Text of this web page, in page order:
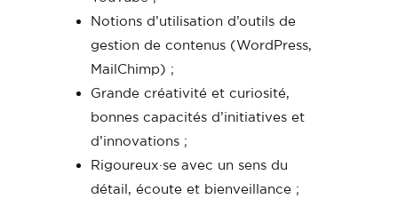
Notions d’utilisation d’outils de
gestion de contenus (WordPress,
MailChimp) ;
Grande créativité et curiosité,
bonnes capacités d’initiatives et
d’innovations ;
Rigoureux·se avec un sens du
détail, écoute et bienveillance ;